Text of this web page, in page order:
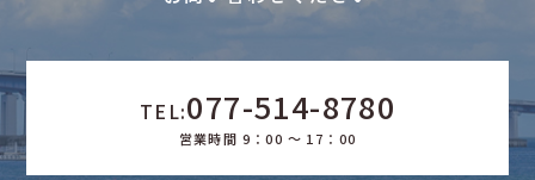
TEL:077-514-8780
営業時間 9：00 ～ 17：00